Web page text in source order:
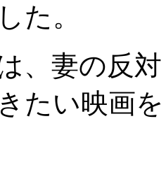
た。
、妻の反
たい映画